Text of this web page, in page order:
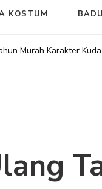
KOSTUM
Murah Karakter